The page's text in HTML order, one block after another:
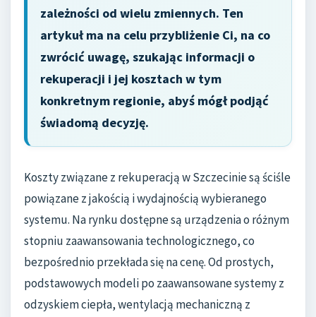
zależności od wielu zmiennych. Ten
artykuł ma na celu przybliżenie Ci, na co
zwrócić uwagę, szukając informacji o
rekuperacji i jej kosztach w tym
konkretnym regionie, abyś mógł podjąć
świadomą decyzję.
Koszty związane z rekuperacją w Szczecinie są ściśle
powiązane z jakością i wydajnością wybieranego
systemu. Na rynku dostępne są urządzenia o różnym
stopniu zaawansowania technologicznego, co
bezpośrednio przekłada się na cenę. Od prostych,
podstawowych modeli po zaawansowane systemy z
odzyskiem ciepła, wentylacją mechaniczną z